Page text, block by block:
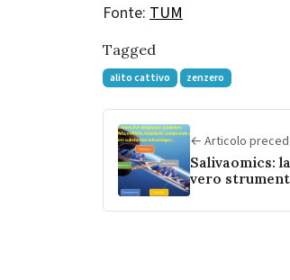
Fonte: TUM
Tagged
alito cattivo zenzero
← Articolo
Salivaomics:
vero